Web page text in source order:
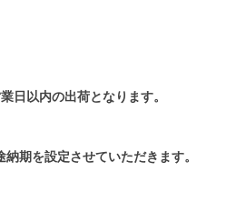
日以内の出荷となります。
期を設定させていただきます。